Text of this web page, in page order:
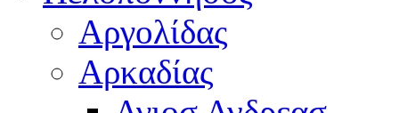
Αργολίδας
Αρκαδίας